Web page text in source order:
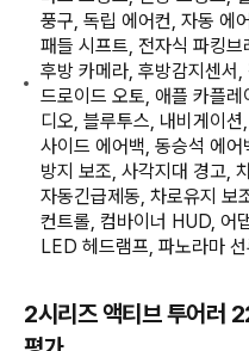
풍구, 독립 에어컨, 자동 에
패들 시프트, 전자식 파킹
후방 카메라, 후방감지센서
드로이드 오토, 애플 카플
디오, 블루투스, 내비게이
사이드 에어백, 동승석 에
방지 보조, 사각지대 경고,
자동긴급제동, 차로유지 보
컨트롤, 컴바이너 HUD, 어
LED 헤드램프, 파노라마
2시리즈 액티브 투어러